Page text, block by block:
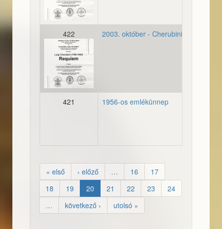
422 2003. október - Cherubini Requiem
421 1956-os emlékünnep
« első ‹ előző … 16
17
18
19 20 21 22 23
24
…
következő › utolsó »